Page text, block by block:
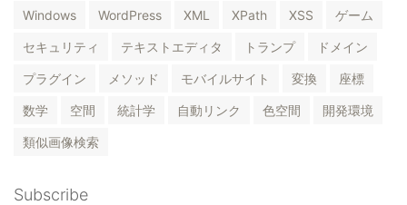
Windows WordPress XML XPath XSS ゲーム
セキュリティ テキストエディタ トランプ ドメイン
プラグイン メソッド モバイルサイト 変換 座標
数学 空間 統計学 自動リンク 色空間 開発環境
類似画像検索
Subscribe